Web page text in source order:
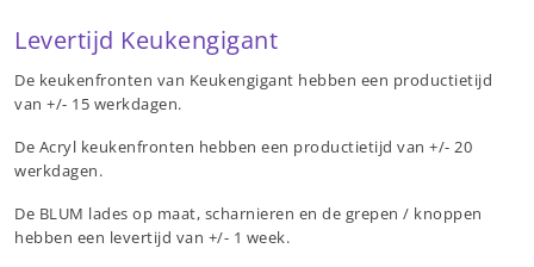
Levertijd Keukengigant
De keukenfronten van Keukengigant hebben een productietijd
van +/- 15 werkdagen.
De Acryl keukenfronten hebben een productietijd van +/- 20
werkdagen.
De BLUM lades op maat, scharnieren en de grepen / knoppen
hebben een levertijd van +/- 1 week.